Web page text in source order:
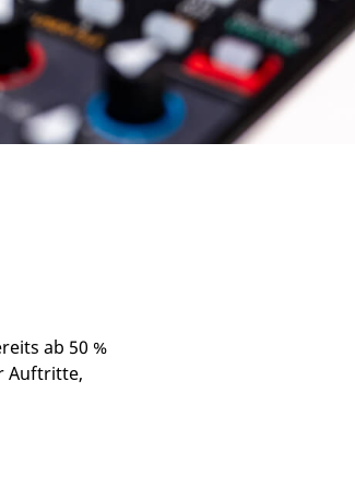
ab 50 %
Auftritte,